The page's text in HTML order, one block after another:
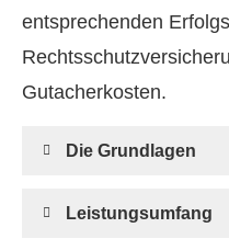
entsprechenden
Gutacherkosten.
Die Grundlagen
Leistungsumfang